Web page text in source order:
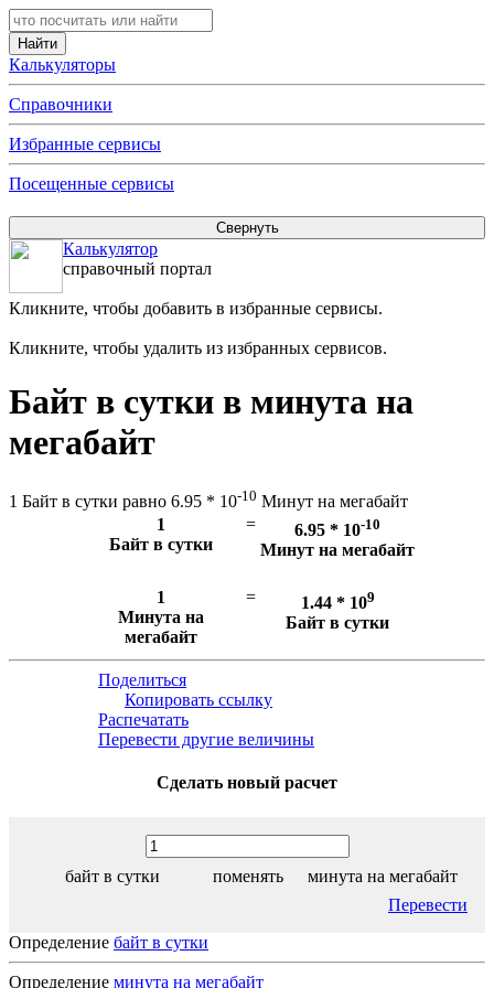
Калькуляторы
Справочники
Избранные сервисы
Посещенные сервисы
Калькулятор
справочный портал
Кликните, чтобы добавить в избранные сервисы.
Кликните, чтобы удалить из избранных сервисов.
Байт в сутки в минута на
мегабайт
1 Байт в сутки равно 6.95 * 10-10 Минут на мегабайт
1
Байт в сутки
= 6.95 * 10-10
Минут на мегабайт
1
Минута на
мегабайт
= 1.44 * 109
Байт в сутки
Поделиться
Копировать ссылку
Распечатать
Перевести другие величины
Сделать новый расчет
байт в сутки поменять
минута на мегабайт
Перевести
Определение байт в сутки
Определение минута на мегабайт